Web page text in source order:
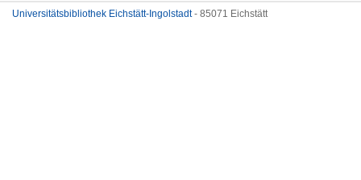
Universitätsbibliothek Eichstätt-Ingolstadt- 85071 Eichstätt